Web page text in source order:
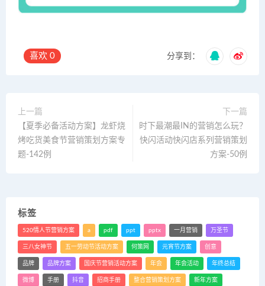
喜欢 0 分享到：
上一篇
【夏季必备活动方案】龙虾烧
烤吃货美食节营销策划方案专
题-142例
下一篇
时下最潮最IN的营销怎么玩？
快闪活动快闪店系列营销策划
方案-50例
标签
520情人节营销方案 a pdf ppt pptx 一月营销 万圣节
三八女神节 五一劳动节活动方案 何策网 元宵节方案 创意
品牌 品牌方案 国庆节营销活动方案 年会 年会活动 年终总结
微博 手册 抖音 招商手册 整合营销策划方案 新年方案